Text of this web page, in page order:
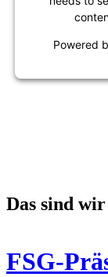
Powered
Das sind wir
FSG-